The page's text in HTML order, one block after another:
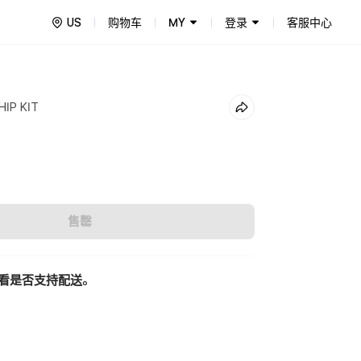
US 购物车 MY 登录 客服中心
KIT
售罄
是否支持配送。